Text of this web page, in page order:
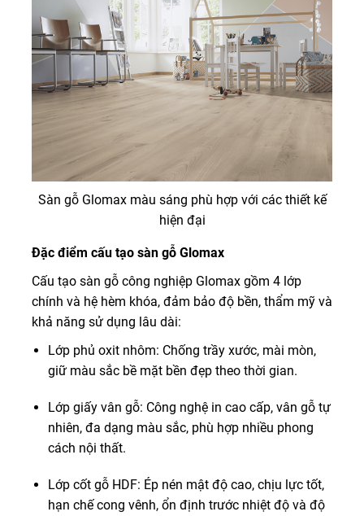
Sàn gỗ Glomax màu sáng phù hợp với các thiết kế
hiện đại
Đặc điểm cấu tạo sàn gỗ Glomax
Cấu tạo sàn gỗ công nghiệp Glomax gồm 4 lớp
chính và hệ hèm khóa, đảm bảo độ bền, thẩm mỹ và
khả năng sử dụng lâu dài:
Lớp phủ oxit nhôm: Chống trầy xước, mài mòn,
giữ màu sắc bề mặt bền đẹp theo thời gian.
Lớp giấy vân gỗ: Công nghệ in cao cấp, vân gỗ tự
nhiên, đa dạng màu sắc, phù hợp nhiều phong
cách nội thất.
Lớp cốt gỗ HDF: Ép nén mật độ cao, chịu lực tốt,
hạn chế cong vênh, ổn định trước nhiệt độ và độ